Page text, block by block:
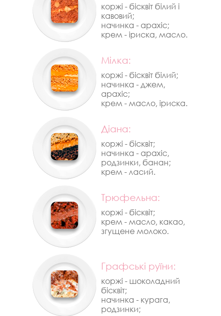
коржі - бісквіт білий і
кавовий;
начинка - арахіс;
крем - іриска, масло.
Мілка:
коржі - бісквіт білий;
начинка - джем,
арахіс;
крем - масло, іриска.
Діана:
коржі - бісквіт;
начинка - арахіс,
родзинки, банан;
крем - ласий.
Трюфельна:
коржі - бісквіт;
крем - масло, какао,
згущене молоко.
Графські руїни:
коржі - шоколадний
бісквіт;
начинка - курага,
родзинки;